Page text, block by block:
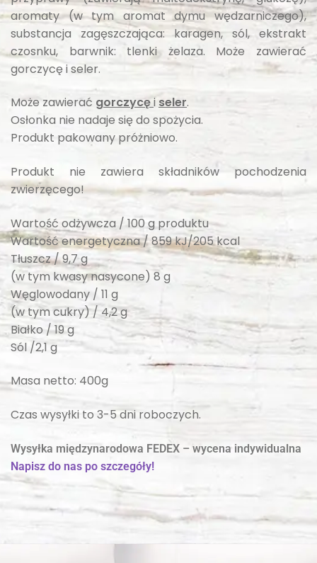
aromaty (w tym aromat dymu wędzarniczego),
substancja zagęszczająca: karagen, sól, ekstrakt
czosnku, barwnik: tlenki żelaza. Może zawierać
gorczycę i seler.
Może zawierać gorczycęi seler.
Osłonka nie nadaje się do spożycia.
Produkt pakowany próżniowo.
Produkt nie zawiera składników pochodzenia
zwierzęcego!
Wartość odżywcza / 100 g produktu
Wartość energetyczna / 859 kJ/205 kcal
Tłuszcz / 9,7 g
(w tym kwasy nasycone) 8 g
Węglowodany / 11 g
(w tym cukry) / 4,2 g
Białko / 19 g
Sól /2,1 g
Masa netto: 400g
Czas wysyłki to 3-5 dni roboczych.
Wysyłka międzynarodowa FEDEX – wycena indywidualna
Napisz do nas po szczegóły!